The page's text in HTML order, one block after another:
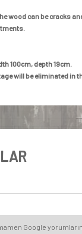
wood can be cracks
100cm, depth 19cm.
will be eliminated in
Google